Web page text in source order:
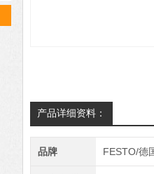
产品详细资料：
品牌 FESTO/德